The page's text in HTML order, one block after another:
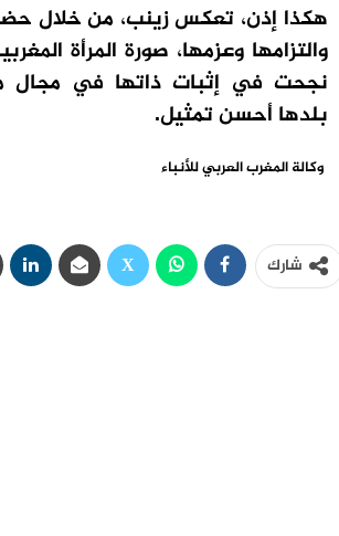
هكذا إذن، تعكس زينب، من خلال
والتزامها وعزمها، صورة المرأة
نجحت في إثبات ذاتها في مجال
بلدها أحسن تمثيل.
وكالة المغرب العربي للأنباء
شارك